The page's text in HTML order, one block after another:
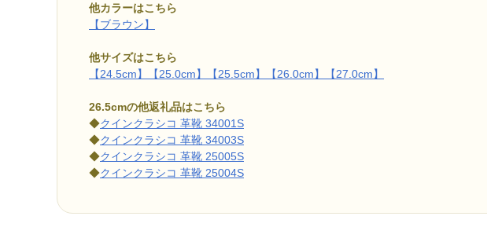
他カラーはこちら
【ブラウン】
他サイズはこちら
【24.5cm】
【25.0cm】 【25.5cm】 【26.0cm】 【27.0cm】
26.5cmの他返礼品はこちら
◆クインクラシコ 革靴 34001S
◆クインクラシコ 革靴 34003S
◆クインクラシコ 革靴 25005S
◆クインクラシコ 革靴 25004S